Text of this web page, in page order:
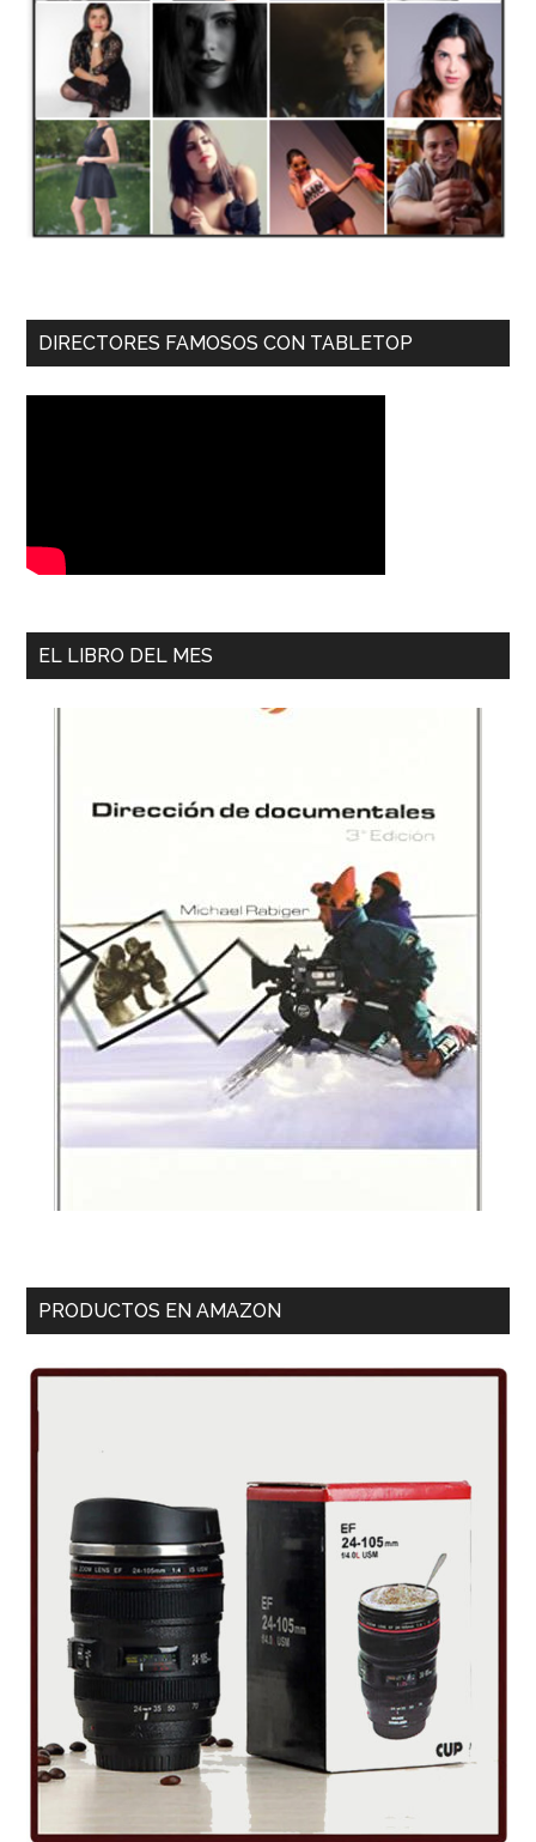
DIRECTORES FAMOSOS CON TABLETOP
EL LIBRO DEL MES
PRODUCTOS EN AMAZON